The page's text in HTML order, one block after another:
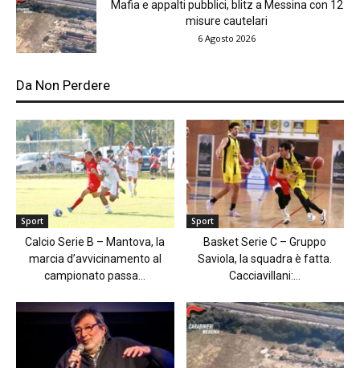
Mafia e appalti pubblici, blitz a Messina con 12
misure cautelari
6 Agosto 2026
Da Non Perdere
Sport
Calcio Serie B – Mantova, la
marcia d’avvicinamento al
campionato passa...
Sport
Basket Serie C – Gruppo
Saviola, la squadra è fatta.
Cacciavillani:...